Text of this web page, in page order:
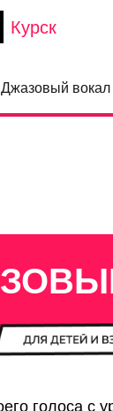
Курск
Джазовый вокал
голоса с